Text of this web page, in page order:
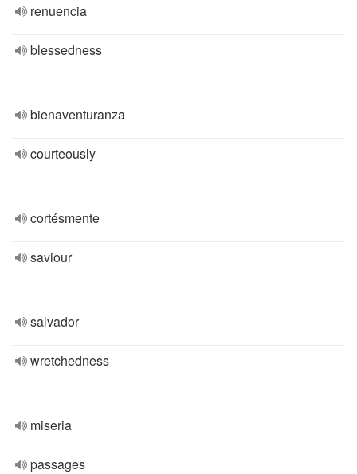
renuencia
blessedness
bienaventuranza
courteously
cortésmente
saviour
salvador
wretchedness
miseria
passages